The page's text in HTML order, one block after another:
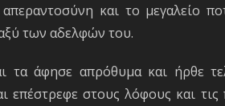
και το μεγαλείο
των αδελφών του.
άφησε απρόθυμα και ήρθε
στους λόφους και τις